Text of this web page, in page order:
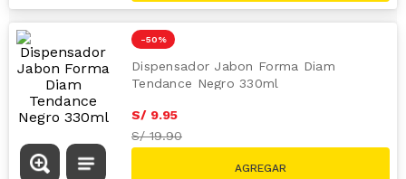
-50 %
Dispensador Jabon Forma Diam
Tendance Negro 330ml
S/ 9.95
S/19.90